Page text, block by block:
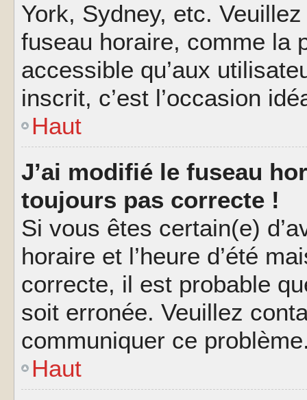
York, Sydney, etc.
fuseau horaire, comme la
accessible qu’aux
inscrit, c’est l’occasion
Haut
J’ai modifié le fuseau
toujours pas correcte !
Si vous êtes certain(e)
horaire et l’heure d’été
correcte, il est probable
soit erronée. Veuillez
communiquer ce
Haut